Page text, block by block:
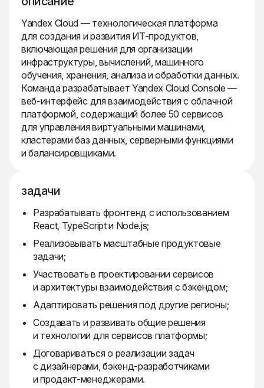
Yandex Cloud — технологическая платформа
для создания и развития ИТ-продуктов,
включающая решения для организации
инфраструктуры, вычислений, машинного
обучения, хранения, анализа и обработки данных.
Команда разрабатывает Yandex Cloud Console —
веб-интерфейс для взаимодействия с облачной
платформой, содержащий более 50 сервисов
для управления виртуальными машинами,
кластерами баз данных, серверными функциями
и балансировщиками.
задачи
Разрабатывать фронтенд с использованием
React, TypeScript и Node.js;
Реализовывать масштабные продуктовые
задачи;
Участвовать в проектировании сервисов
и архитектуры взаимодействия с бэкендом;
Адаптировать решения под другие регионы;
Создавать и развивать общие решения
и технологии для сервисов платформы;
Договариваться о реализации задач
с дизайнерами, бэкенд-разработчиками
и продакт-менеджерами.